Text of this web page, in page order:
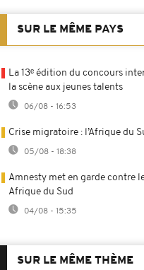
SUR LE MÊME PAYS
La 13ᵉ édition du concours
la scène aux jeunes talents
06/08 - 16:53
Crise migratoire : l’Afrique du
05/08 - 18:38
Amnesty met en garde contre
Afrique du Sud
04/08 - 15:35
SUR LE MÊME THÈME